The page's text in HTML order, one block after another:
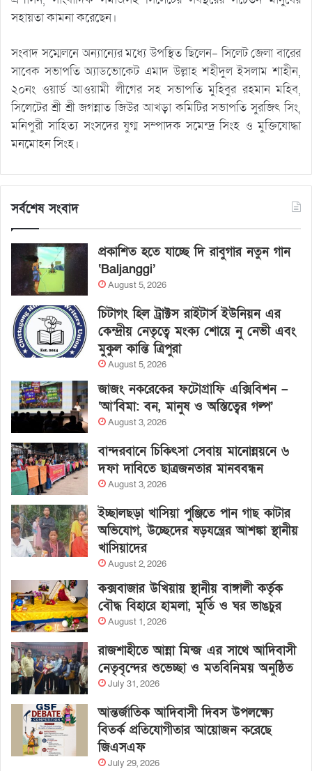
সহায়তা কামনা করেছেন।
সংবাদ সম্মেলনে অন্যান্যের মধ্যে উপস্থিত ছিলেন- সিলেট জেলা বারের
সাবেক সভাপতি অ্যাডভোকেট এমাদ উল্লাহ শহীদুল ইসলাম শাহীন,
২০নং ওয়ার্ড আওয়ামী লীগের সহ সভাপতি মুহিবুর রহমান মহিব,
সিলেটের শ্রী শ্রী জগন্নাত জিউর আখড়া কমিটির সভাপতি সুরজিৎ সিং,
মনিপুরী সাহিত্য সংসদের যুগ্ম সম্পাদক সমেন্দ্র সিংহ ও মুক্তিযোদ্ধা
মনমোহন সিংহ।
সর্বশেষ সংবাদ
প্রকাশিত হতে যাচ্ছে দি রাবুগার নতুন গান
‘Baljanggi’
August 5, 2026
চিটাগং হিল ট্রাক্টস রাইটার্স ইউনিয়ন এর
কেন্দ্রীয় নেতৃত্বে মংক্য শোয়ে নু নেভী এবং
মুকুল কান্তি ত্রিপুরা
August 5, 2026
জাজং নকরেকের ফটোগ্রাফি এক্সিবিশন –
‘আ’বিমা: বন, মানুষ ও অস্তিত্বের গল্প’
August 3, 2026
বান্দরবানে চিকিৎসা সেবায় মানোন্নয়নে ৬
দফা দাবিতে ছাত্রজনতার মানববন্ধন
August 3, 2026
ইচ্ছালছড়া খাসিয়া পুঞ্জিতে পান গাছ কাটার
অভিযোগ, উচ্ছেদের ষড়যন্ত্রের আশঙ্কা স্থানীয়
খাসিয়াদের
August 2, 2026
কক্সবাজার উখিয়ায় স্থানীয় বাঙ্গালী কর্তৃক
বৌদ্ধ বিহারে হামলা, মূর্তি ও ঘর ভাঙচুর
August 1, 2026
রাজশাহীতে আন্না মিন্জ এর সাথে আদিবাসী
নেতৃবৃন্দের শুভেচ্ছা ও মতবিনিময় অনুষ্ঠিত
July 31, 2026
আন্তর্জাতিক আদিবাসী দিবস উপলক্ষ্যে
বিতর্ক প্রতিযোগীতার আয়োজন করেছে
জিএসএফ
July 29, 2026